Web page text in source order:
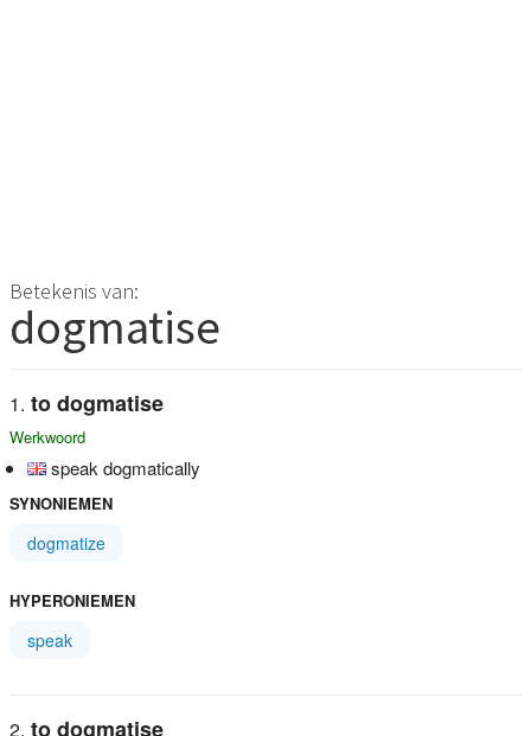
Betekenis van:
dogmatise
to dogmatise
Werkwoord
speak dogmatically
SYNONIEMEN
dogmatize
HYPERONIEMEN
speak
to dogmatise